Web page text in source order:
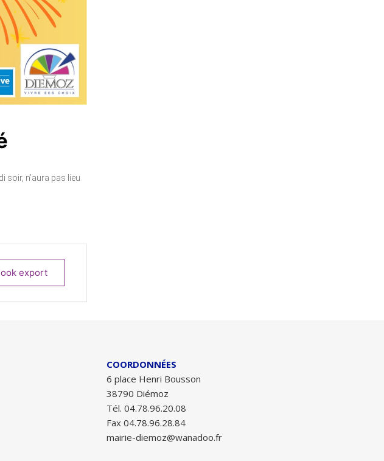
soir, n’aura pas lieu
export
COORDONNÉES
6 place Henri Bousson
38790 Diémoz
Tél. 04.78.96.20.08
Fax 04.78.96.28.84
mairie-diemoz@wanadoo.fr